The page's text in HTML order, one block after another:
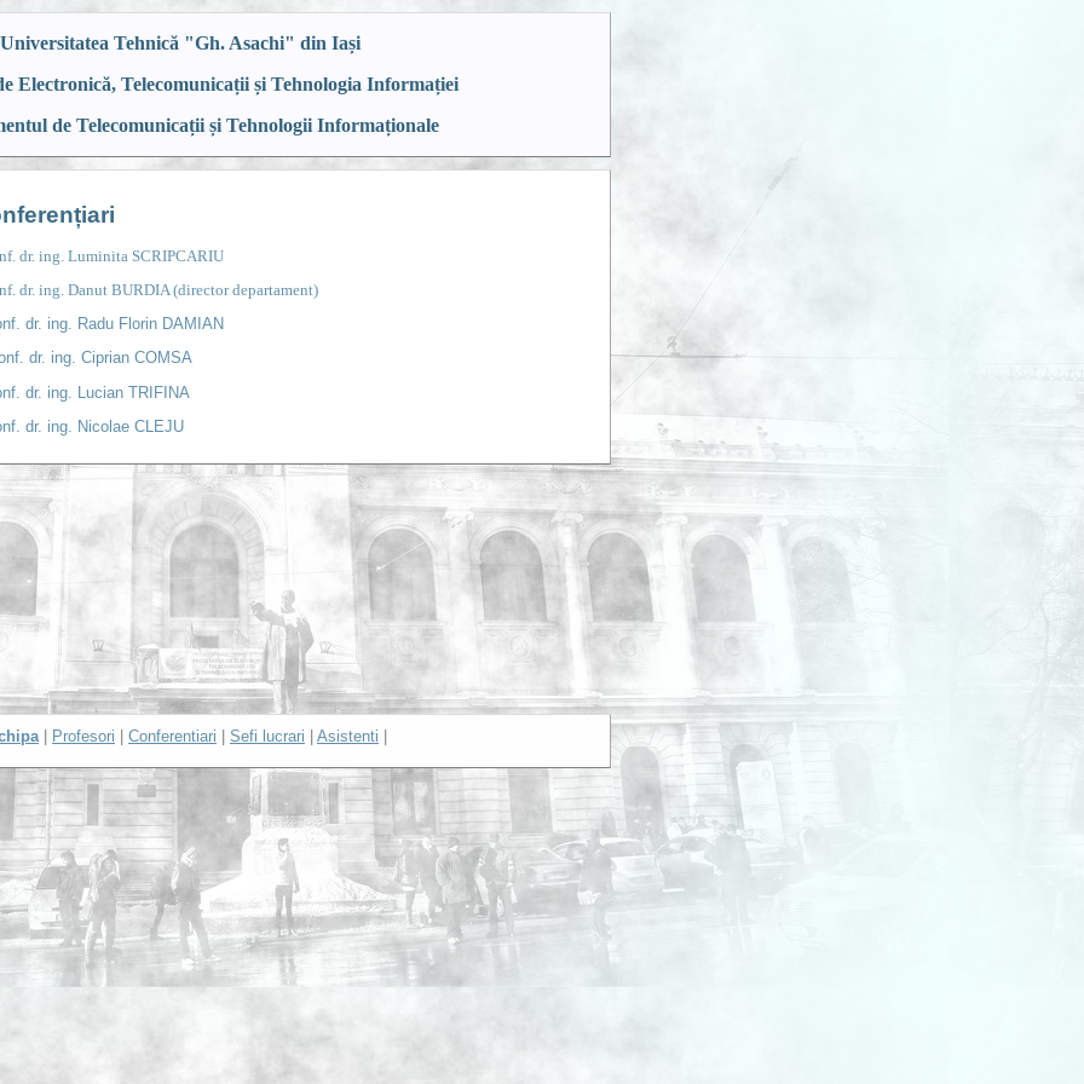
Universitatea Tehnică "Gh. Asachi" din Iași
Electronică, Telecomunicații și Tehnologia Informației
de Telecomunicații și Tehnologii Informaționale
dr. ing. Luminita SCRIPCARIU
dr. ing. Danut BURDIA (director departament)
dr. ing. Radu Florin DAMIAN
dr. ing. Ciprian COMSA
dr. ing. Lucian TRIFINA
dr. ing. Nicolae CLEJU
Profesori Conferentiari Sefi lucrari Asistenti